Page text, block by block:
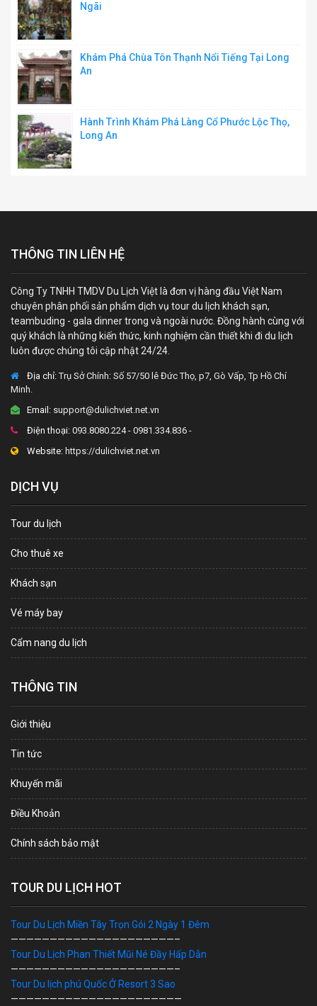
Ngãi
Khám Phá Chùa Tôn Thạnh Nổi Tiếng Tại Long
An
Hành Trình Khám Phá Làng Cổ Phước Lộc Thọ,
Long An
THÔNG TIN LIÊN HỆ
Công Ty TNHH TMDV Du Lịch Việt là đơn vị hàng đầu Việt Nam
chuyên phân phối sản phẩm dịch vụ tour du lịch khách sạn,
teambuding - gala dinner trong và ngoài nước. Đồng hành cùng với
quý khách là những kiến thức, kinh nghiệm cần thiết khi đi du lịch
luôn được chúng tôi cập nhật 24/24.
Địa chỉ:Trụ Sở Chính: Số 57/50 lê Đức Thọ, p7, Gò Vấp, Tp Hồ Chí
Minh.
Email: support@dulichviet.net.vn
Điện thoại: 093.8080.224 - 0981.334.836 -
Website: https://dulichviet.net.vn
DỊCH VỤ
Tour du lịch
Cho thuê xe
Khách sạn
Vé máy bay
Cẩm nang du lịch
THÔNG TIN
Giới thiệu
Tin tức
Khuyến mãi
Điều Khoản
Chính sách bảo mật
TOUR DU LỊCH HOT
Tour Du Lịch Miền Tây Trọn Gói 2 Ngày 1 Đêm
—————————————————————–
Tour Du Lịch Phan Thiết Mũi Né Đầy Hấp Dẫn
—————————————————————–
Tour Du lịch phú Quốc Ở Resort 3 Sao
——————————————————————